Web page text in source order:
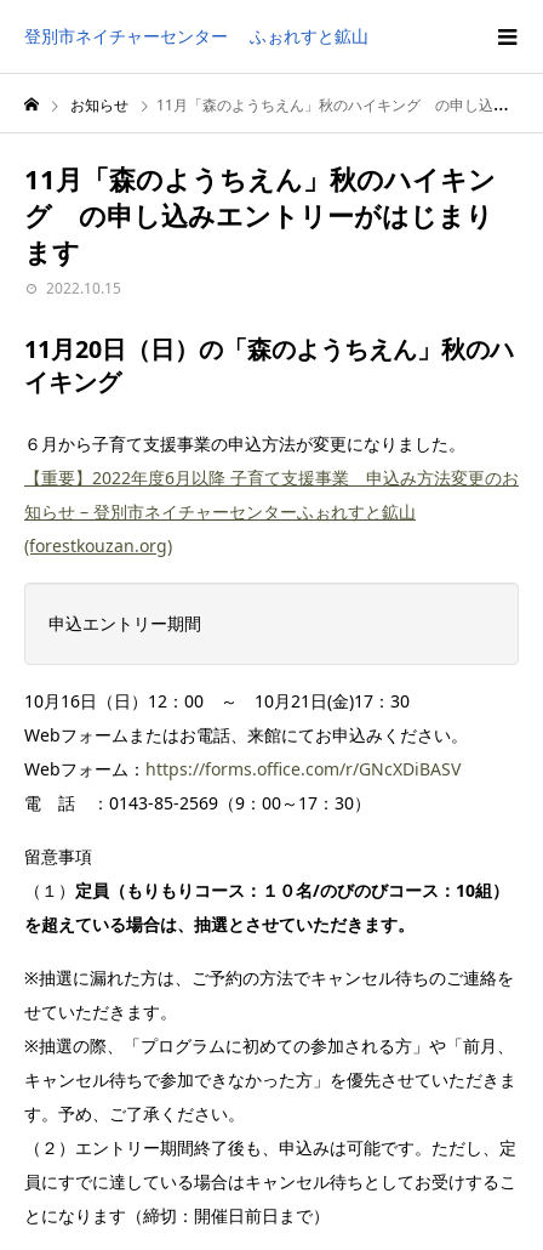
登別市ネイチャーセンター ふぉれすと鉱山
お知らせ 11月「森のようちえん」秋のハイキング の申し込みエントリーがはじまります
11月「森のようちえん」秋のハイキン
グ の申し込みエントリーがはじまり
ます
2022.10.15
11月20日（日）の「森のようちえん」秋のハ
イキング
６月から子育て支援事業の申込方法が変更になりました。
【重要】2022年度6月以降 子育て支援事業 申込み方法変更のお
知らせ – 登別市ネイチャーセンターふぉれすと鉱山
(forestkouzan.org)
申込エントリー期間
10月16日（日）12：00 ～ 10月21日(金)17：30
Webフォームまたはお電話、来館にてお申込みください。
Webフォーム： https://forms.office.com/r/GNcXDiBASV
電 話 ：0143-85-2569（9：00～17：30）
留意事項
（１） 定員（もりもりコース：１０名/のびのびコース：10組）
を超えている場合は、抽選とさせていただきます。
※抽選に漏れた方は、ご予約の方法でキャンセル待ちのご連絡を
せていただきます。
※抽選の際、「プログラムに初めての参加される方」や「前月、
キャンセル待ちで参加できなかった方」を優先させていただきま
す。予め、ご了承ください。
（２）エントリー期間終了後も、申込みは可能です。ただし、定
員にすでに達している場合はキャンセル待ちとしてお受けするこ
とになります（締切：開催日前日まで）